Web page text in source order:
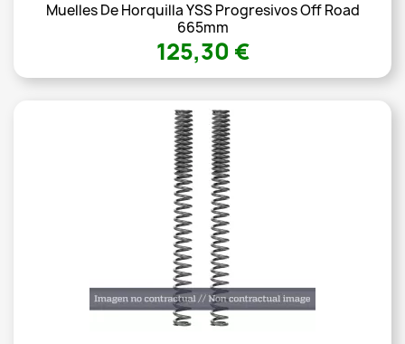
Muelles De Horquilla YSS Progresivos Off Road
665mm
125,30 €